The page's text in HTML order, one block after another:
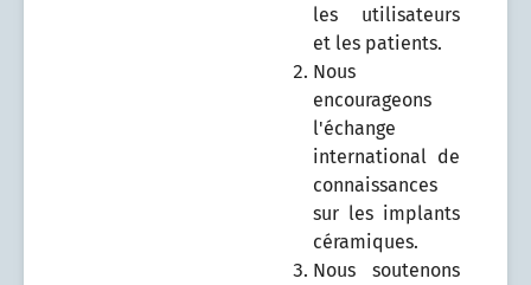
les utilisateurs
et les patients.
Nous
encourageons
l'échange
international de
connaissances
sur les implants
céramiques.
Nous soutenons